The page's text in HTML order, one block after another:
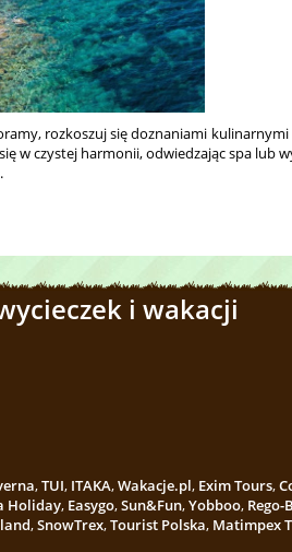
rozkoszuj się doznaniami
w czystej harmonii, odwiedzając spa lub
i wakacji
,TUI, ITAKA,Wakacje.pl, Exim Tours,
Holiday, Easygo,Sun&Fun,Yobboo, Rego-
,SnowTrex,Tourist Polska, Matimpex